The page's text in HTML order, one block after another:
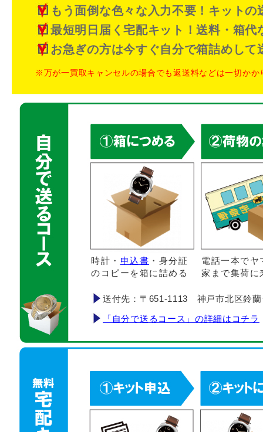
もう面倒な色々な入力不要！キット
最短明日届く宅配キット！送料・箱代
お急ぎの方は今すぐ自分で箱詰めして
※万が一買取キャンセルの場合でも返送料などは一切かか
時計・ 申込書 ・身分証
のコピーを箱に詰める
電話一本でヤ
家まで集荷に
送付先：〒651-1113 神戸市北区鈴
「自分で送るコース」の詳細はコチラ